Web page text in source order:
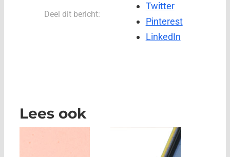
Deel dit bericht:
Twitter
Pinterest
LinkedIn
Lees ook